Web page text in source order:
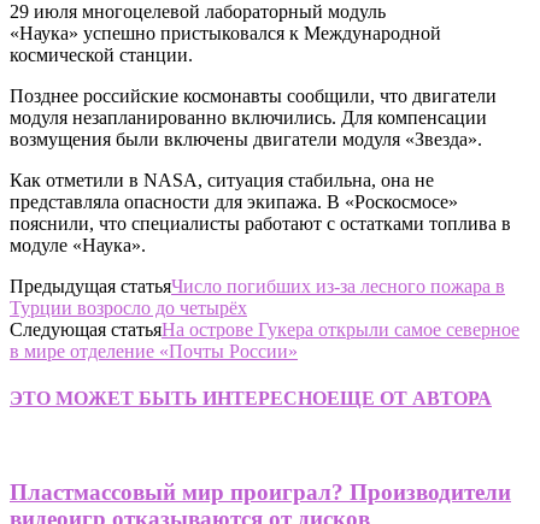
29 июля многоцелевой лабораторный модуль
«Наука» успешно пристыковался к Международной
космической станции.
Позднее российские космонавты сообщили, что двигатели
модуля незапланированно включились. Для компенсации
возмущения были включены двигатели модуля «Звезда».
Как отметили в NASA, ситуация стабильна, она не
представляла опасности для экипажа. В «Роскосмосе»
пояснили, что специалисты работают с остатками топлива в
модуле «Наука».
Предыдущая статьяЧисло погибших из-за лесного пожара в
Турции возросло до четырёх
Следующая статьяНа острове Гукера открыли самое северное
в мире отделение «Почты России»
ЭТО МОЖЕТ БЫТЬ ИНТЕРЕСНОЕЩЕ ОТ АВТОРА
Пластмассовый мир проиграл? Производители
видеоигр отказываются от дисков